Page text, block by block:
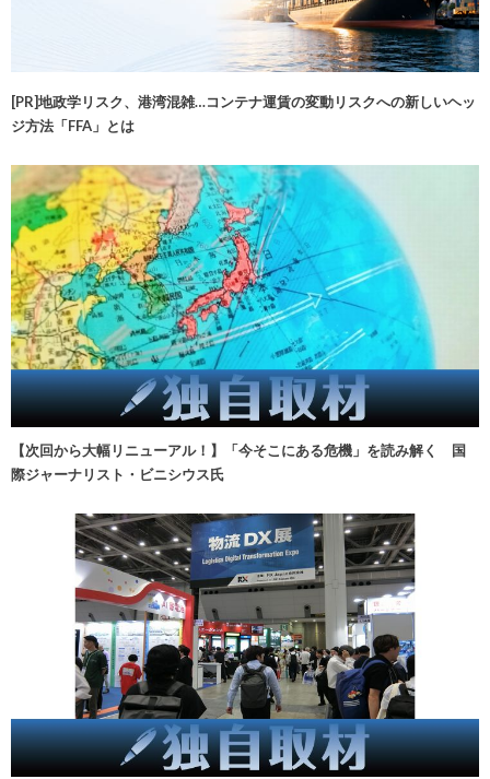
[PR]地政学リスク、港湾混雑…コンテナ運賃の変動リスクへの新しいヘッ
ジ方法「FFA」とは
【次回から大幅リニューアル！】「今そこにある危機」を読み解く 国
際ジャーナリスト・ビニシウス氏